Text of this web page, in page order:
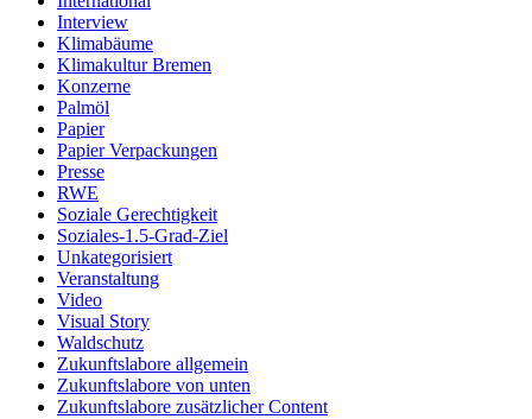
Interview
Klimabäume
Klimakultur Bremen
Konzerne
Palmöl
Papier
Papier Verpackungen
Presse
RWE
Soziale Gerechtigkeit
Soziales-1.5-Grad-Ziel
Unkategorisiert
Veranstaltung
Video
Visual Story
Waldschutz
Zukunftslabore allgemein
Zukunftslabore von unten
Zukunftslabore zusätzlicher Content